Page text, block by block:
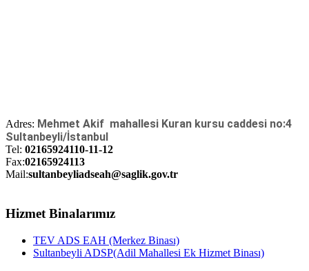
Adres: Mehmet Akif mahallesi Kuran kursu caddesi no:4
Sultanbeyli/İstanbul
Tel: 02165924110-11-12
Fax:02165924113
Mail:sultanbeyliadseah@saglik.gov.tr
Hizmet Binalarımız
TEV ADS EAH (Merkez Binası)
Sultanbeyli ADSP(Adil Mahallesi Ek Hizmet Binası)